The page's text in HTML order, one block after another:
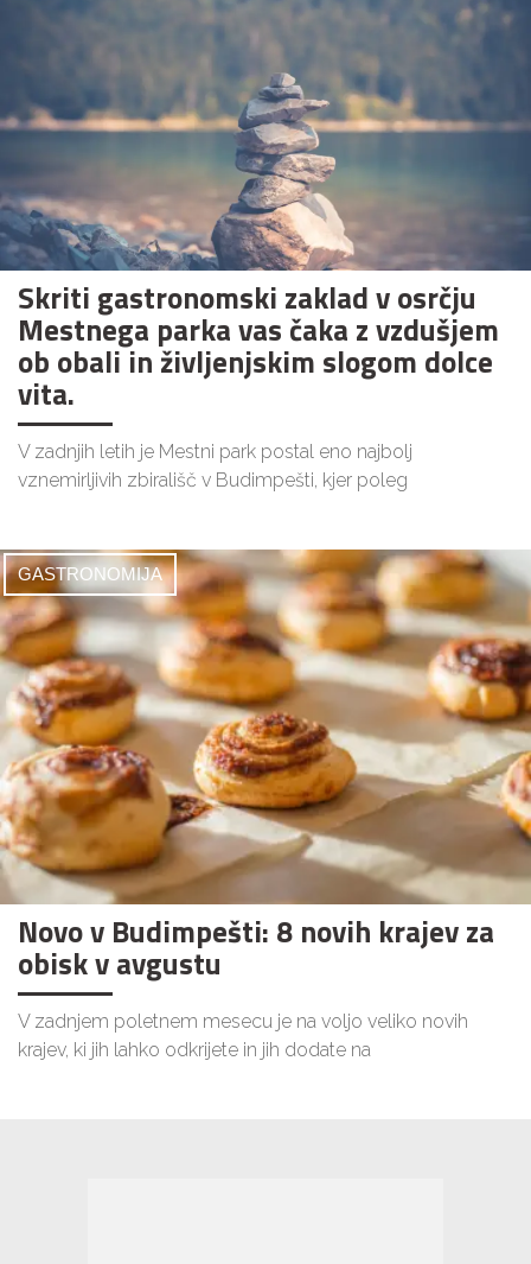
Skriti gastronomski zaklad v osrčju
Mestnega parka vas čaka z vzdušjem
ob obali in življenjskim slogom dolce
vita.
V zadnjih letih je Mestni park postal eno najbolj
vznemirljivih zbirališč v Budimpešti, kjer poleg
GASTRONOMIJA
Novo v Budimpešti: 8 novih krajev za
obisk v avgustu
V zadnjem poletnem mesecu je na voljo veliko novih
krajev, ki jih lahko odkrijete in jih dodate na